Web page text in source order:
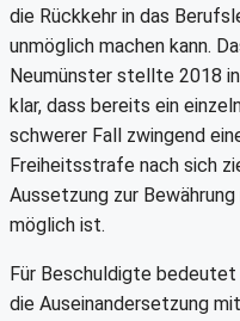
die Rückkehr in das
unmöglich machen kann.
Neumünster stellte 2018
klar, dass bereits ein
schwerer Fall zwingend
Freiheitsstrafe nach sich
Aussetzung zur
möglich ist.
Für Beschuldigte bedeutet
die Auseinandersetzung